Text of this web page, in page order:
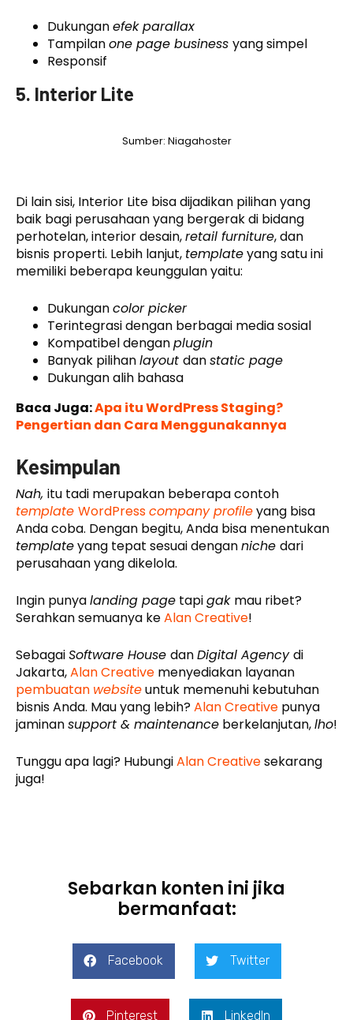
Dukunganefek parallax
Tampilanone page business yang simpel
Responsif
5. Interior Lite
Sumber: Niagahoster
Di lain sisi, Interior Lite bisa dijadikan pilihan yang
baik bagi perusahaan yang bergerak di bidang
perhotelan, interior desain,retail furniture, dan
bisnis properti. Lebih lanjut, templateyang satu ini
memiliki beberapa keunggulan yaitu:
Dukungancolor picker
Terintegrasi dengan berbagai media sosial
Kompatibel denganplugin
Banyak pilihanlayout danstatic page
Dukungan alih bahasa
Baca Juga:Apa itu WordPress Staging?
Pengertian dan Cara Menggunakannya
Kesimpulan
Nah, itu tadi merupakan beberapa contoh
template WordPresscompany profileyang bisa
Anda coba. Dengan begitu, Anda bisa menentukan
templateyang tepat sesuai denganniche dari
perusahaan yang dikelola.
Ingin punyalanding page tapigak mau ribet?
Serahkan semuanya keAlan Creative!
SebagaiSoftware House danDigital Agencydi
Jakarta,Alan Creative menyediakan layanan
pembuatan websiteuntuk memenuhi kebutuhan
bisnis Anda. Mau yang lebih?Alan Creative punya
jaminansupport & maintenance berkelanjutan,lho!
Tunggu apa lagi? HubungiAlan Creativesekarang
juga!
Sebarkan konten ini jika
bermanfaat:
Facebook Twitter
Pinterest LinkedIn